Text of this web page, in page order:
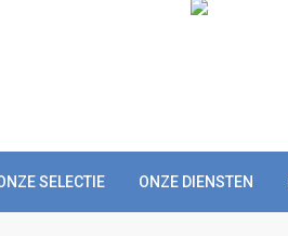
SELECTIE ONZE DIENSTEN